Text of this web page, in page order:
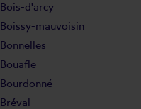
Bois-d'arcy
Boissy-mauvoisin
Bonnelles
Bouafle
Bourdonné
Bréval